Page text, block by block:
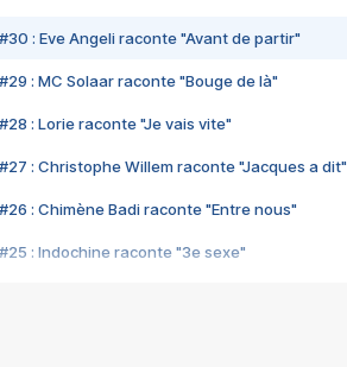
#30 : Eve Angeli raconte "Avant de partir"
#29 : MC Solaar raconte "Bouge de là"
#28 : Lorie raconte "Je vais vite"
#27 : Christophe Willem raconte "Jacques a dit"
#26 : Chimène Badi raconte "Entre nous"
#25 : Indochine raconte "3e sexe"